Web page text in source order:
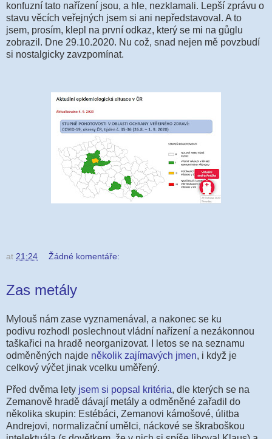
konfuzní tato nařízení jsou, a hle, nezklamali. Lepší zprávu o
stavu věcích veřejných jsem si ani nepředstavoval. A to
jsem, prosím, klepl na první odkaz, který se mi na gůglu
zobrazil. Dne 29.10.2020. Nu což, snad nejen mě povzbudí
si nostalgicky zavzpomínat.
at 21:24 Žádné komentáře:
Zas metály
Mylouš nám zase vyznamenával, a nakonec se ku
podivu rozhodl poslechnout vládní nařízení a nezákonnou
taškařici na hradě neorganizovat. I letos se na seznamu
odměněných najde několik zajímavých jmen, i když je
celkový výčet jinak vcelku uměřený.
Před dvěma lety jsem si popsal kritéria, dle kterých se na
Zemanově hradě dávají metály a odměněné zařadil do
několika skupin: Estébáci, Zemanovi kámošové, úlitba
Andrejovi, normalizační umělci, náckové se škraboškou